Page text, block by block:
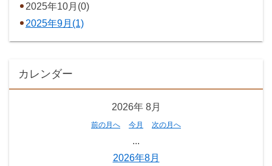
2025年10月(0)
2025年9月(1)
カレンダー
2026年 8月
前の月へ 今月 次の月へ
...
2026年8月